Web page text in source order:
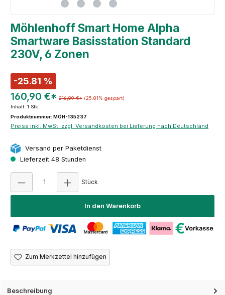
Möhlenhoff Smart Home Alpha
Smartware Basisstation Standard
230V, 6 Zonen
-25.81 %
160,90 €* 216,89 €* (25.81% gespart)
Inhalt: 1 Stk.
Produktnummer: MÖH-135237
Preise inkl. MwSt. zzgl. Versandkosten bei Lieferung nach Deutschland
Versand per Paketdienst
Lieferzeit 48 Stunden
Stück
In den Warenkorb
Zum Merkzettel hinzufügen
Beschreibung